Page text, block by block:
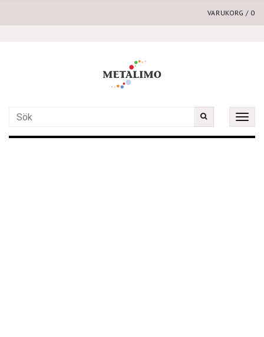
VARUKORG / 0
Toggle